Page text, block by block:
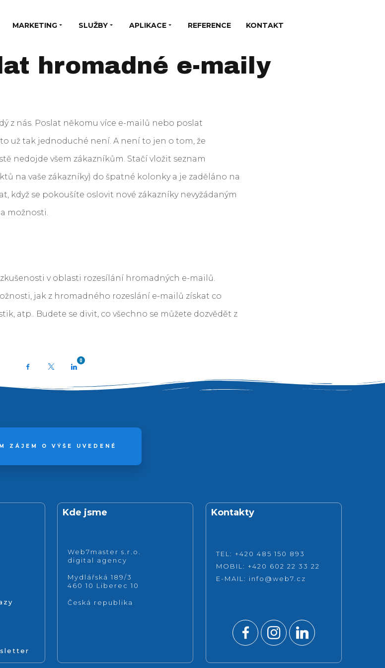
MARKETING SLUŽBY APLIKACE REFERENCE KONTAKT
hromadné e-maily
z nás. Poslat někomu více e-mailů nebo poslat
už tak jednoduché není. A není to jen o tom, že
nedojde všem zákazníkům. Stačí vložit seznam
na vaše zákazníky) do špatné kolonky a je zaděláno na
když se pokoušíte oslovit nové zákazníky nevyžádaným
možnosti.
v oblasti rozesílání hromadných e-mailů.
jak z hromadného rozeslání e-mailů získat co
atp.. Budete se divit, co všechno se můžete dozvědět z
Facebook
0
ZÁJEM O VÝŠE UVEDENÉ
Kde jsme
Web7master s.r.o.
digital agency
Mydlářská 189/3
460 10 Liberec 10
Česká republika
Kontakty
TEL: +420 485 150 893
MOBIL: +420 602 22 33 22
E-MAIL: info@web7.cz